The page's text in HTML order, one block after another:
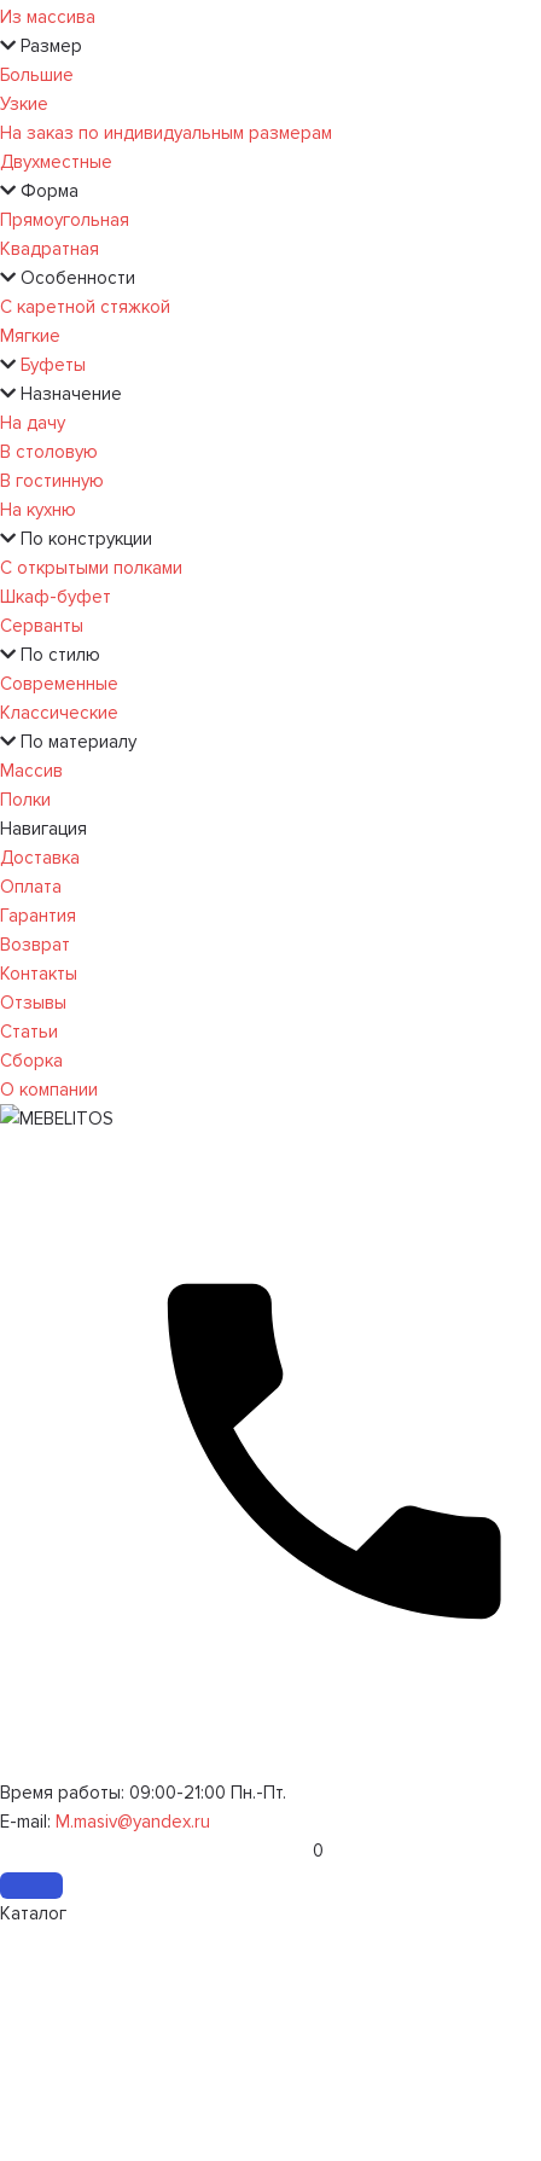
Из массива
Размер
Большие
Узкие
На заказ по индивидуальным размерам
Двухместные
Форма
Прямоугольная
Квадратная
Особенности
С каретной стяжкой
Мягкие
Буфеты
Назначение
На дачу
В столовую
В гостинную
На кухню
По конструкции
С открытыми полками
Шкаф-буфет
Серванты
По стилю
Современные
Классические
По материалу
Массив
Полки
Навигация
Доставка
Оплата
Гарантия
Возврат
Контакты
Отзывы
Статьи
Сборка
О компании
Время работы: 09:00-21:00 Пн.-Пт.
E-mail: M.masiv@yandex.ru
0
Каталог